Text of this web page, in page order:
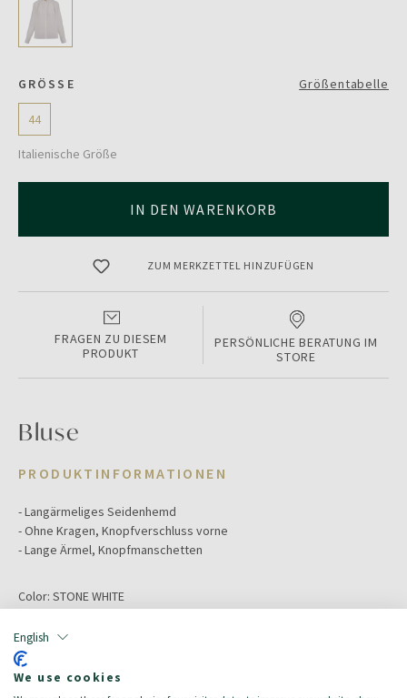
English
We use cookies
GRÖSSE Größentabelle
44
Italienische Größe
IN DEN WARENKORB
ZUM MERKZETTEL HINZUFÜGEN
FRAGEN ZU DIESEM
PRODUKT
PERSÖNLICHE BERATUNG IM
STORE
Bluse
PRODUKTINFORMATIONEN
- Langärmeliges Seidenhemd
- Ohne Kragen, Knopfverschluss vorne
- Lange Ärmel, Knopfmanschetten
Color: STONE WHITE
Größe:
44
Hauptmaterial:
Zielgruppe:Damen/Donna